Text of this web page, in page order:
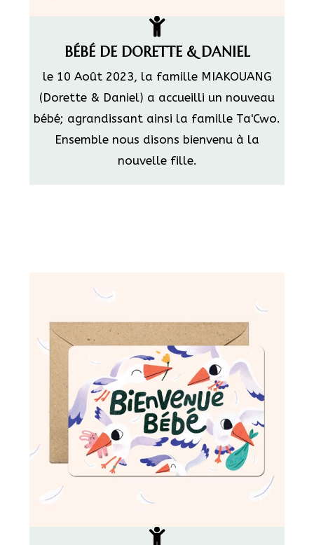
BÉBÉ DE DORETTE & DANIEL
le 10 Août 2023, la famille MIAKOUANG
(Dorette & Daniel) a accueilli un nouveau
bébé; agrandissant ainsi la famille Ta'Cwo.
Ensemble nous disons bienvenu à la
nouvelle fille.